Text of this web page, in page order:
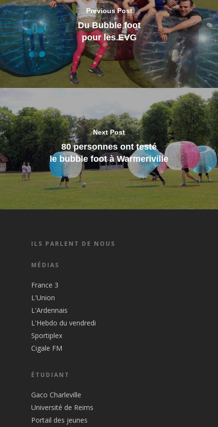
Previous Post
Du Bubble foot
pour les EVG
Next Post
80 personnes ont testé
le bubble foot à Warmeriville
ILS PARLENT DE NOUS
MÉDIAS
France 3
L'Union
L'Ardennais
L'Hebdo du vendredi
Sportiplex
Cigale FM
ÉTUDIANT
Gaco Charleville
Université de Reims
Portail des jeunes